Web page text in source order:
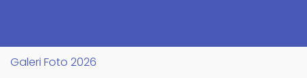
Galeri Foto 2026